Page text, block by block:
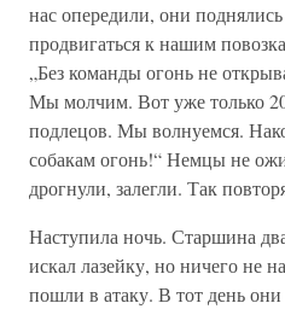
нас опередили, они
продвигаться к нашим
„Без команды огонь не
Мы молчим. Вот уже только
подлецов. Мы волнуемся.
собакам огонь!“ Немцы не
дрогнули, залегли. Так
Наступила ночь. Старшина
искал лазейку, но ничего не
пошли в атаку. В тот день они